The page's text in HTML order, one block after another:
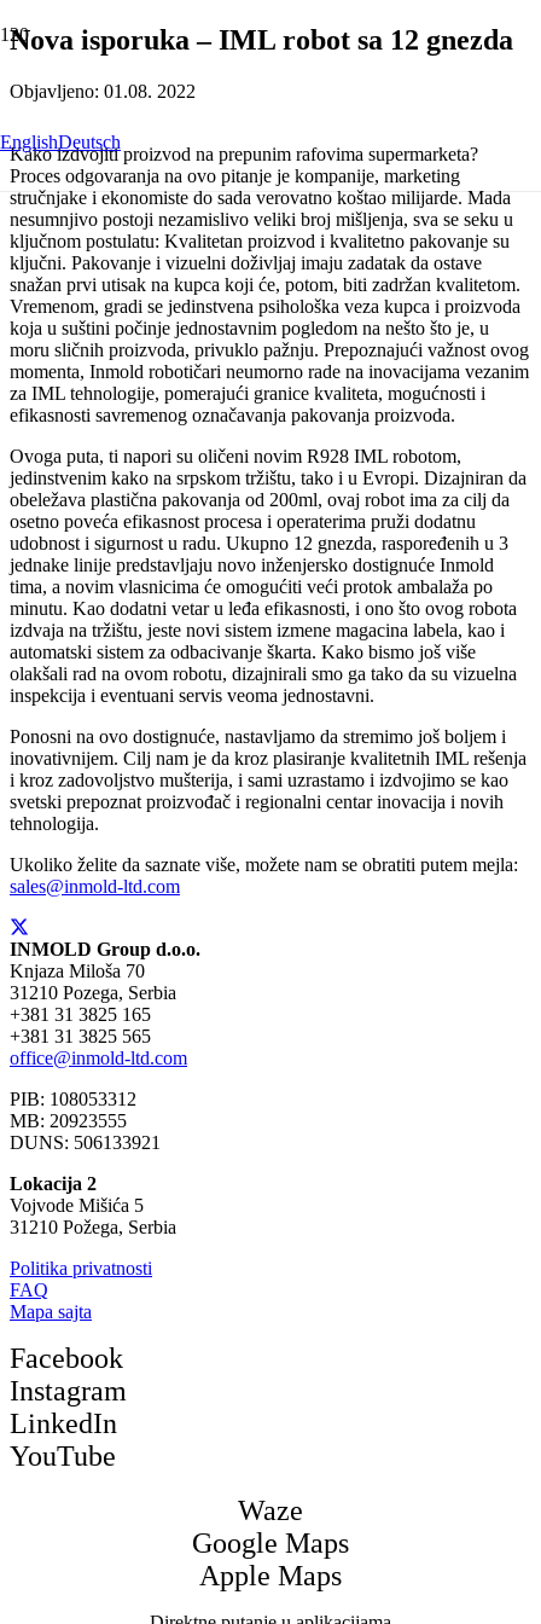
EnglishDeutsch
Nova isporuka – IML robot sa 12 gnezda
Objavljeno: 01.08. 2022
Kako izdvojiti proizvod na prepunim rafovima supermarketa?
Proces odgovaranja na ovo pitanje je kompanije, marketing
stručnjake i ekonomiste do sada verovatno koštao milijarde. Mada
nesumnjivo postoji nezamislivo veliki broj mišljenja, sva se seku u
ključnom postulatu: Kvalitetan proizvod i kvalitetno pakovanje su
ključni. Pakovanje i vizuelni doživljaj imaju zadatak da ostave
snažan prvi utisak na kupca koji će, potom, biti zadržan kvalitetom.
Vremenom, gradi se jedinstvena psihološka veza kupca i proizvoda
koja u suštini počinje jednostavnim pogledom na nešto što je, u
moru sličnih proizvoda, privuklo pažnju. Prepoznajući važnost ovog
momenta, Inmold robotičari neumorno rade na inovacijama vezanim
za IML tehnologije, pomerajući granice kvaliteta, mogućnosti i
efikasnosti savremenog označavanja pakovanja proizvoda.
Ovoga puta, ti napori su oličeni novim R928 IML robotom,
jedinstvenim kako na srpskom tržištu, tako i u Evropi. Dizajniran da
obeležava plastična pakovanja od 200ml, ovaj robot ima za cilj da
osetno poveća efikasnost procesa i operaterima pruži dodatnu
udobnost i sigurnost u radu. Ukupno 12 gnezda, raspoređenih u 3
jednake linije predstavljaju novo inženjersko dostignuće Inmold
tima, a novim vlasnicima će omogućiti veći protok ambalaža po
minutu. Kao dodatni vetar u leđa efikasnosti, i ono što ovog robota
izdvaja na tržištu, jeste novi sistem izmene magacina labela, kao i
automatski sistem za odbacivanje škarta. Kako bismo još više
olakšali rad na ovom robotu, dizajnirali smo ga tako da su vizuelna
inspekcija i eventuani servis veoma jednostavni.
Ponosni na ovo dostignuće, nastavljamo da stremimo još boljem i
inovativnijem. Cilj nam je da kroz plasiranje kvalitetnih IML rešenja
i kroz zadovoljstvo mušterija, i sami uzrastamo i izdvojimo se kao
svetski prepoznat proizvođač i regionalni centar inovacija i novih
tehnologija.
Ukoliko želite da saznate više, možete nam se obratiti putem mejla:
sales@inmold-ltd.com
INMOLD Group d.o.o.
Knjaza Miloša 70
31210 Pozega, Serbia
+381 31 3825 165
+381 31 3825 565
office@inmold-ltd.com
PIB: 108053312
MB: 20923555
DUNS: 506133921
Lokacija 2
Vojvode Mišića 5
31210 Požega, Serbia
Politika privatnosti
FAQ
Mapa sajta
Facebook
Instagram
LinkedIn
YouTube
Waze
Google Maps
Apple Maps